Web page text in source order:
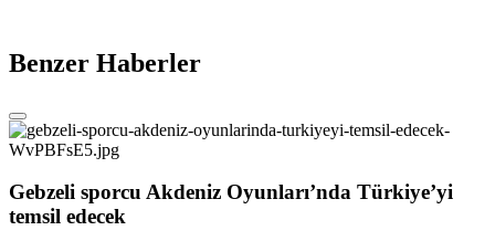
Benzer Haberler
Gebzeli sporcu Akdeniz Oyunları’nda Türkiye’yi
temsil edecek